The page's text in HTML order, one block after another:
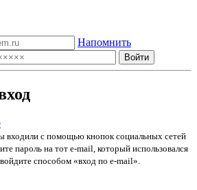
Напомнить
входили с помощью кнопок социальных сетей
пароль на тот e-mail, который использовался
способом «вход по e-mail».